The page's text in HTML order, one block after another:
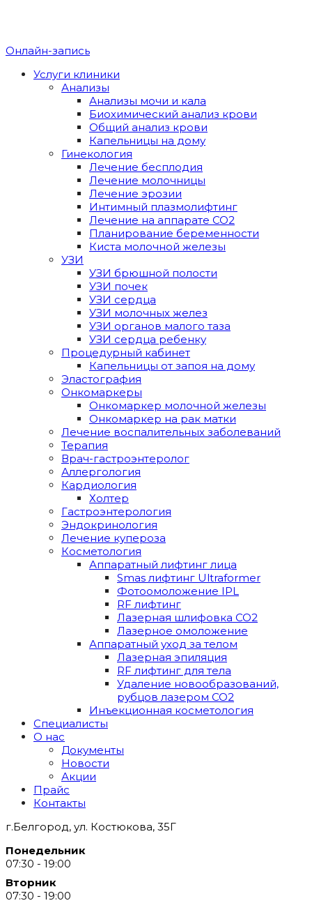
Онлайн-запись
Услуги клиники
Анализы
Анализы мочи и кала
Биохимический анализ крови
Общий анализ крови
Капельницы на дому
Гинекология
Лечение бесплодия
Лечение молочницы
Лечение эрозии
Интимный плазмолифтинг
Лечение на аппарате CO2
Планирование беременности
Киста молочной железы
УЗИ
УЗИ брюшной полости
УЗИ почек
УЗИ сердца
УЗИ молочных желез
УЗИ органов малого таза
УЗИ сердца ребенку
Процедурный кабинет
Капельницы от запоя на дому
Эластография
Онкомаркеры
Онкомаркер молочной железы
Онкомаркер на рак матки
Лечение воспалительных заболеваний
Терапия
Врач-гастроэнтеролог
Аллергология
Кардиология
Холтер
Гастроэнтерология
Эндокринология
Лечение купероза
Косметология
Аппаратный лифтинг лица
Smas лифтинг Ultraformer
Фотоомоложение IPL
RF лифтинг
Лазерная шлифовка СО2
Лазерное омоложение
Аппаратный уход за телом
Лазерная эпиляция
RF лифтинг для тела
Удаление новообразований,
рубцов лазером СО2
Инъекционная косметология
Специалисты
О нас
Документы
Новости
Акции
Прайс
Контакты
г.Белгород, ул. Костюкова, 35Г
Понедельник
07:30 - 19:00
Вторник
07:30 - 19:00